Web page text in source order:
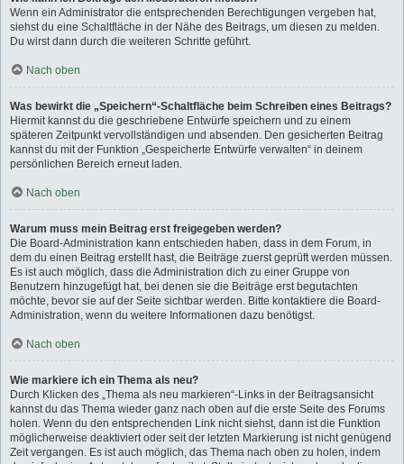
Wenn ein Administrator die entsprechenden Berechtigungen vergeben hat,
siehst du eine Schaltfläche in der Nähe des Beitrags, um diesen zu melden.
Du wirst dann durch die weiteren Schritte geführt.
Nach oben
Was bewirkt die „Speichern“-Schaltfläche beim Schreiben eines Beitrags?
Hiermit kannst du die geschriebene Entwürfe speichern und zu einem
späteren Zeitpunkt vervollständigen und absenden. Den gesicherten Beitrag
kannst du mit der Funktion „Gespeicherte Entwürfe verwalten“ in deinem
persönlichen Bereich erneut laden.
Nach oben
Warum muss mein Beitrag erst freigegeben werden?
Die Board-Administration kann entschieden haben, dass in dem Forum, in
dem du einen Beitrag erstellt hast, die Beiträge zuerst geprüft werden müssen.
Es ist auch möglich, dass die Administration dich zu einer Gruppe von
Benutzern hinzugefügt hat, bei denen sie die Beiträge erst begutachten
möchte, bevor sie auf der Seite sichtbar werden. Bitte kontaktiere die Board-
Administration, wenn du weitere Informationen dazu benötigst.
Nach oben
Wie markiere ich ein Thema als neu?
Durch Klicken des „Thema als neu markieren“-Links in der Beitragsansicht
kannst du das Thema wieder ganz nach oben auf die erste Seite des Forums
holen. Wenn du den entsprechenden Link nicht siehst, dann ist die Funktion
möglicherweise deaktiviert oder seit der letzten Markierung ist nicht genügend
Zeit vergangen. Es ist auch möglich, das Thema nach oben zu holen, indem